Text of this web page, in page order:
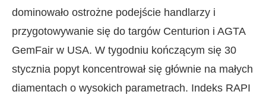
dominowało ostrożne podejście handlarzy i
przygotowywanie się do targów Centurion i AGTA
GemFair w USA. W tygodniu kończącym się 30
stycznia popyt koncentrował się głównie na małych
diamentach o wysokich parametrach. Indeks RAPI